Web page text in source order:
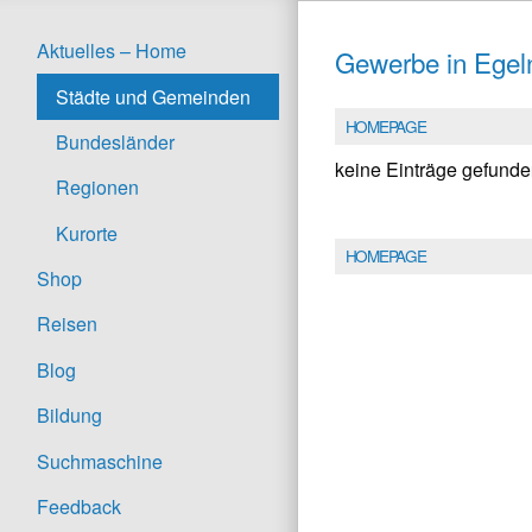
Aktuelles – Home
Städte und Gemeinden
Bundesländer
Regionen
Kurorte
Shop
Reisen
Blog
Bildung
Suchmaschine
Feedback
Gewerbe in
HOMEPAGE
keine Einträge
HOMEPAGE